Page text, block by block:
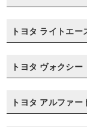
トヨタ ライトエー
トヨタ ヴォクシー
トヨタ アルファ